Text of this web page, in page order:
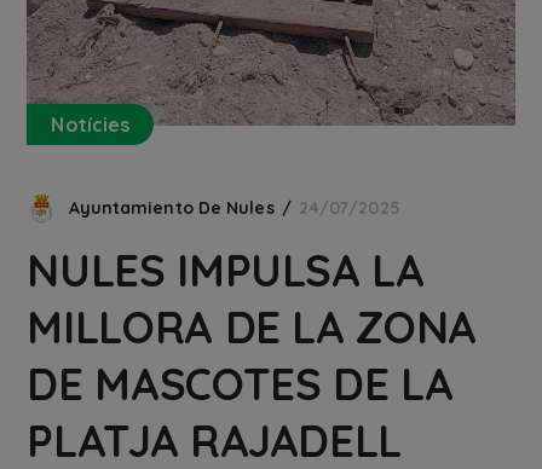
Notícies
Ayuntamiento De Nules 24/07/2025
NULES IMPULSA LA
MILLORA DE LA ZONA
DE MASCOTES DE LA
PLATJA RAJADELL